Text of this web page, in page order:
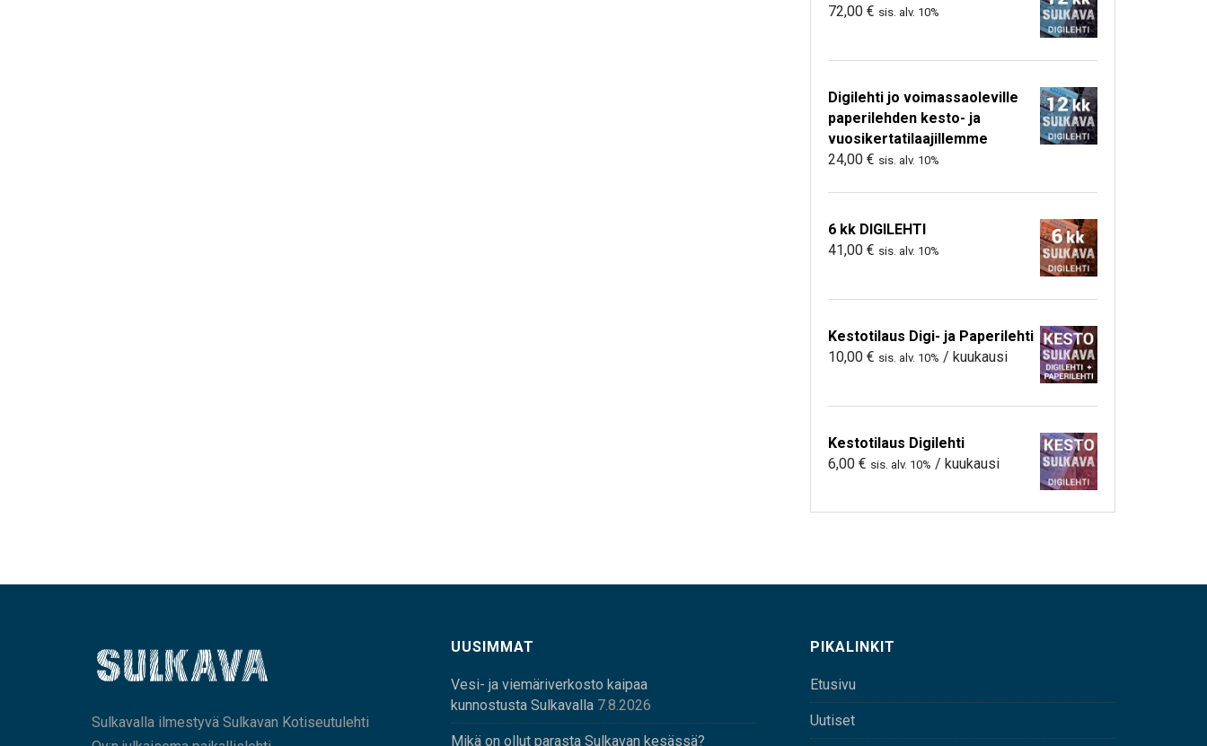
72,00 € sis. alv. 10%
Digilehti jo voimassaoleville
paperilehden kesto- ja
vuosikertatilaajillemme
24,00 € sis. alv. 10%
6 kk DIGILEHTI
41,00 € sis. alv. 10%
Kestotilaus Digi- ja Paperilehti
10,00 € sis. alv. 10% / kuukausi
Kestotilaus Digilehti
6,00 € sis. alv. 10% / kuukausi
Sulkavalla ilmestyvä Sulkavan Kotiseutulehti
UUSIMMAT
Vesi- ja viemäriverkosto kaipaa
kunnostusta Sulkavalla 7.8.2026
Mikä on ollut parasta Sulkavan kesässä?
PIKALINKIT
Etusivu
Uutiset